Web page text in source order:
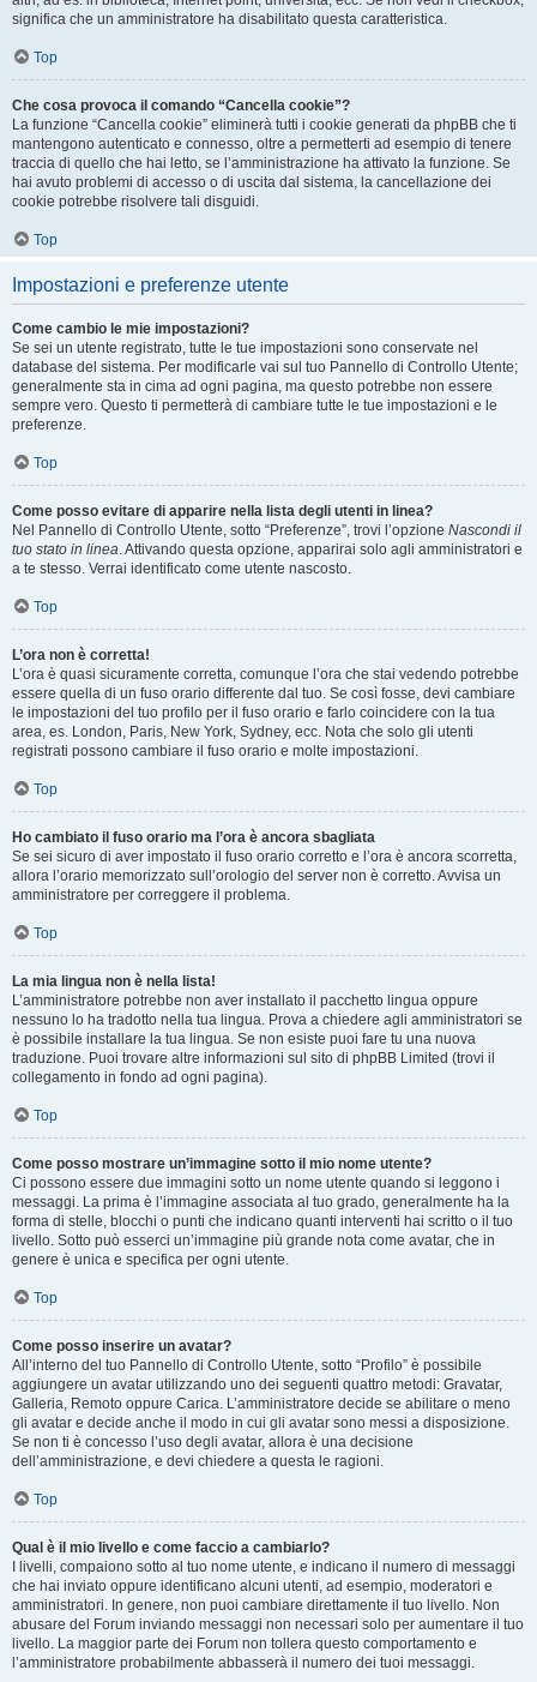
significa che un amministratore ha disabilitato questa caratteristica.
Top
Che cosa provoca il comando “Cancella cookie”?
La funzione “Cancella cookie” eliminerà tutti i cookie generati da phpBB che ti
mantengono autenticato e connesso, oltre a permetterti ad esempio di tenere
traccia di quello che hai letto, se l’amministrazione ha attivato la funzione. Se
hai avuto problemi di accesso o di uscita dal sistema, la cancellazione dei
cookie potrebbe risolvere tali disguidi.
Top
Impostazioni e preferenze utente
Come cambio le mie impostazioni?
Se sei un utente registrato, tutte le tue impostazioni sono conservate nel
database del sistema. Per modificarle vai sul tuo Pannello di Controllo Utente;
generalmente sta in cima ad ogni pagina, ma questo potrebbe non essere
sempre vero. Questo ti permetterà di cambiare tutte le tue impostazioni e le
preferenze.
Top
Come posso evitare di apparire nella lista degli utenti in linea?
Nel Pannello di Controllo Utente, sotto “Preferenze”, trovi l’opzione Nascondi il
tuo stato in linea. Attivando questa opzione, apparirai solo agli amministratori e
a te stesso. Verrai identificato come utente nascosto.
Top
L’ora non è corretta!
L’ora è quasi sicuramente corretta, comunque l’ora che stai vedendo potrebbe
essere quella di un fuso orario differente dal tuo. Se così fosse, devi cambiare
le impostazioni del tuo profilo per il fuso orario e farlo coincidere con la tua
area, es. London, Paris, New York, Sydney, ecc. Nota che solo gli utenti
registrati possono cambiare il fuso orario e molte impostazioni.
Top
Ho cambiato il fuso orario ma l’ora è ancora sbagliata
Se sei sicuro di aver impostato il fuso orario corretto e l’ora è ancora scorretta,
allora l’orario memorizzato sull’orologio del server non è corretto. Avvisa un
amministratore per correggere il problema.
Top
La mia lingua non è nella lista!
L’amministratore potrebbe non aver installato il pacchetto lingua oppure
nessuno lo ha tradotto nella tua lingua. Prova a chiedere agli amministratori se
è possibile installare la tua lingua. Se non esiste puoi fare tu una nuova
traduzione. Puoi trovare altre informazioni sul sito di phpBB Limited (trovi il
collegamento in fondo ad ogni pagina).
Top
Come posso mostrare un’immagine sotto il mio nome utente?
Ci possono essere due immagini sotto un nome utente quando si leggono i
messaggi. La prima è l’immagine associata al tuo grado, generalmente ha la
forma di stelle, blocchi o punti che indicano quanti interventi hai scritto o il tuo
livello. Sotto può esserci un’immagine più grande nota come avatar, che in
genere è unica e specifica per ogni utente.
Top
Come posso inserire un avatar?
All’interno del tuo Pannello di Controllo Utente, sotto “Profilo” è possibile
aggiungere un avatar utilizzando uno dei seguenti quattro metodi: Gravatar,
Galleria, Remoto oppure Carica. L’amministratore decide se abilitare o meno
gli avatar e decide anche il modo in cui gli avatar sono messi a disposizione.
Se non ti è concesso l’uso degli avatar, allora è una decisione
dell’amministrazione, e devi chiedere a questa le ragioni.
Top
Qual è il mio livello e come faccio a cambiarlo?
I livelli, compaiono sotto al tuo nome utente, e indicano il numero di messaggi
che hai inviato oppure identificano alcuni utenti, ad esempio, moderatori e
amministratori. In genere, non puoi cambiare direttamente il tuo livello. Non
abusare del Forum inviando messaggi non necessari solo per aumentare il tuo
livello. La maggior parte dei Forum non tollera questo comportamento e
l’amministratore probabilmente abbasserà il numero dei tuoi messaggi.